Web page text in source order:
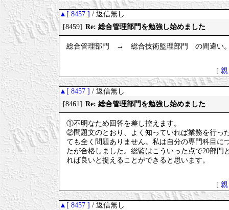
▲[ 8457 ] / 返信無し
[8459] Re: 総合管理部門を勉強し始めました
総合管理部門 → 総合技術監理部門 の間違い
[
▲[ 8457 ] / 返信無し
[8461] Re: 総合管理部門を勉強し始めました
①不明なため回答を差し控えます。
②問題文のとおり、よく知っていれば業務を行っ
ても全く問題ありません。私は自分の専門科目に
たが合格しました。総監はこういった点で20部
れば良いと捉えることができると思います。
[
▲[ 8457 ] / 返信無し